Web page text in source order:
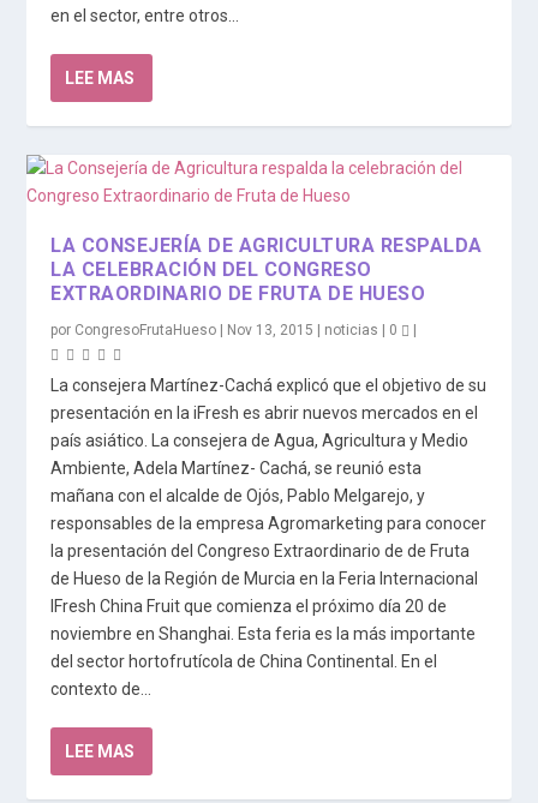
en el sector, entre otros...
LEE MAS
LA CONSEJERÍA DE AGRICULTURA RESPALDA
LA CELEBRACIÓN DEL CONGRESO
EXTRAORDINARIO DE FRUTA DE HUESO
por CongresoFrutaHueso Nov 13, 2015 noticias 0
La consejera Martínez-Cachá explicó que el objetivo de su
presentación en la iFresh es abrir nuevos mercados en el
país asiático. La consejera de Agua, Agricultura y Medio
Ambiente, Adela Martínez- Cachá, se reunió esta
mañana con el alcalde de Ojós, Pablo Melgarejo, y
responsables de la empresa Agromarketing para conocer
la presentación del Congreso Extraordinario de de Fruta
de Hueso de la Región de Murcia en la Feria Internacional
IFresh China Fruit que comienza el próximo día 20 de
noviembre en Shanghai. Esta feria es la más importante
del sector hortofrutícola de China Continental. En el
contexto de...
LEE MAS